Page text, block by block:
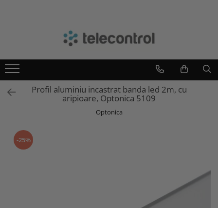
Teletask
IntelightProfil aluminiu incastrat banda led 2m, cu
aripioare, Optonica 5109
Optonica
-25%